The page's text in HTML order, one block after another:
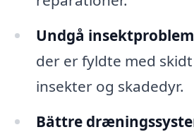
Undgå
der er fyldte med
insekter og skadedyr.
Bättre